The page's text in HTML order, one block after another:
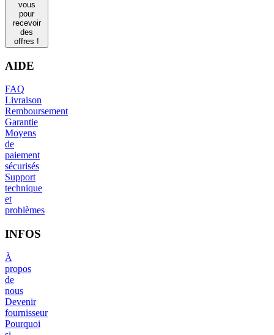
vous
pour
recevoir
des
offres !
AIDE
FAQ
Livraison
Remboursement
Garantie
Moyens
de
paiement
sécurisés
Support
technique
et
problèmes
INFOS
À
propos
de
nous
Devenir
fournisseur
Pourquoi